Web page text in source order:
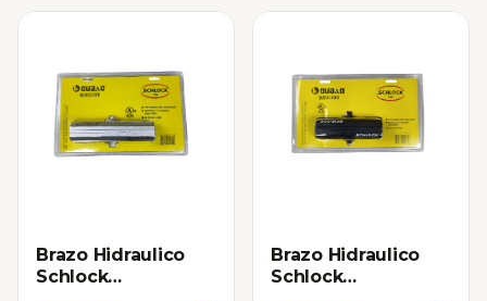
Brazo Hidraulico
Schlock
Brazo Hidraulico
Schlock